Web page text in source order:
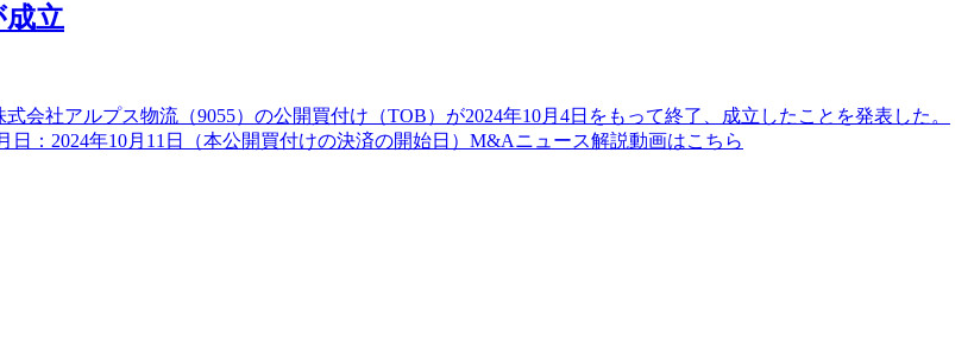
立
会社アルプス物流（9055）の公開買付け（TOB）が2024年10月4日をもって終了、成立したことを発表した。
：2024年10月11日（本公開買付けの決済の開始日）M&Aニュース解説動画はこちら